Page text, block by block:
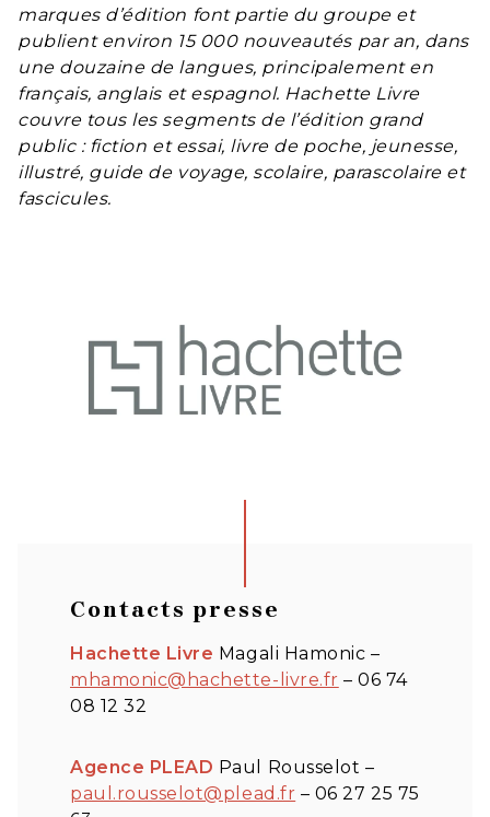
marques d’édition font partie du groupe et
publient environ 15 000 nouveautés par an, dans
une douzaine de langues, principalement en
français, anglais et espagnol. Hachette Livre
couvre tous les segments de l’édition grand
public : fiction et essai, livre de poche, jeunesse,
illustré, guide de voyage, scolaire, parascolaire et
fascicules.
Contacts presse
Hachette Livre Magali Hamonic –
mhamonic@hachette-livre.fr – 06 74
08 12 32
Agence PLEAD Paul Rousselot –
paul.rousselot@plead.fr – 06 27 25 75